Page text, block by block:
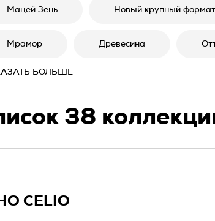
Мацей Зень Новый крупный формат
Мрамор Древесина
БОЛЬШЕ
38
CELIO